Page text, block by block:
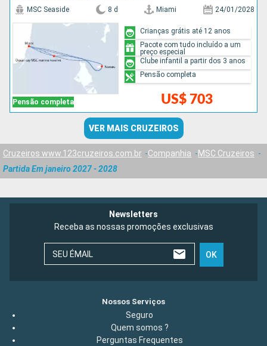
Pensão completa
MSC Seaside 8 d Miami 24/01/2028
US$ 703
Crianças grátis até 12 anos
Pacote com tudo incluído a um
preço especial
Clube infantil a partir dos 3 anos
Pensão completa
VER MAIS CRUZEIROS
Cruzeiros www.123cruzeiros.com.br Companhia
MSC Cruzeiros
Partida Em janeiro 2027 - 2028
Newsletters
Receba as nossas promoções exclusivas
SEU ÉMAIL OK
Nossos Serviços
Seguro
Quem somos ?
Perguntas Frequentes